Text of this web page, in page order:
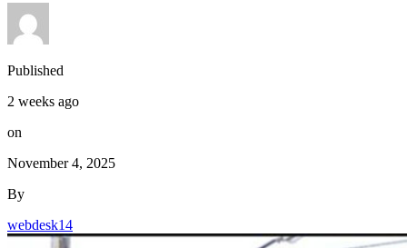
Published
2 weeks ago
on
November 4, 2025
By
webdesk14